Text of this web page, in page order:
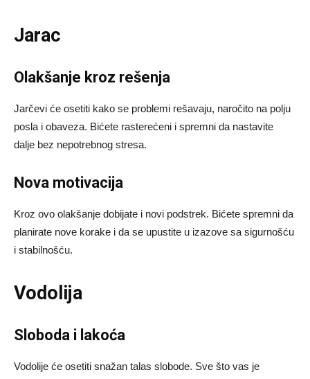
Jarac
Olakšanje kroz rešenja
Jarčevi će osetiti kako se problemi rešavaju, naročito na polju
posla i obaveza. Bićete rasterećeni i spremni da nastavite
dalje bez nepotrebnog stresa.
Nova motivacija
Kroz ovo olakšanje dobijate i novi podstrek. Bićete spremni da
planirate nove korake i da se upustite u izazove sa sigurnošću
i stabilnošću.
Vodolija
Sloboda i lakoća
Vodolije će osetiti snažan talas slobode. Sve što vas je